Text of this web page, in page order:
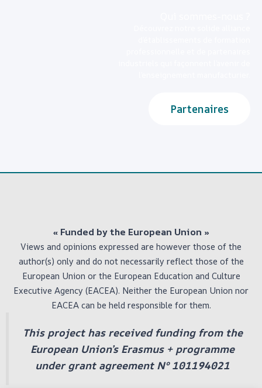
Partenaires
« Funded by the European Union »
Views and opinions expressed are however those of the
author(s) only and do not necessarily reflect those of the
European Union or the European Education and Culture
Executive Agency (EACEA). Neither the European Union nor
EACEA can be held responsible for them.
This project has received funding from the
European Union’s Erasmus + programme
under grant agreement Nº 101194021